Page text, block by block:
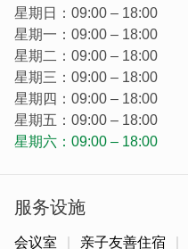
星期日：09:00 – 18:00
星期一：09:00 – 18:00
星期二：09:00 – 18:00
星期三：09:00 – 18:00
星期四：09:00 – 18:00
星期五：09:00 – 18:00
星期六：09:00 – 18:00
服务设施
会议室 亲子友善住宿